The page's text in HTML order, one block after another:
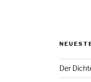
Der